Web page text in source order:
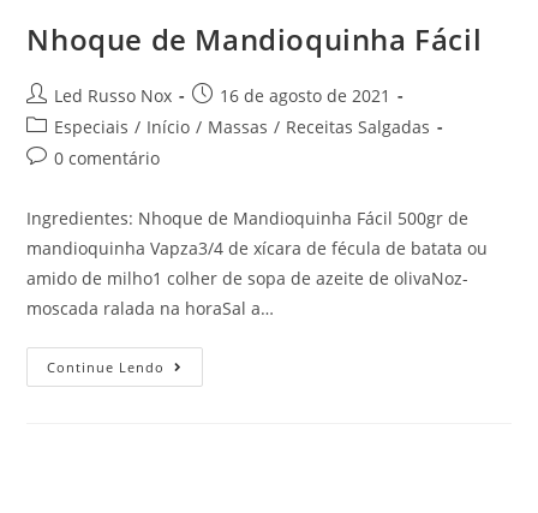
Nhoque de Mandioquinha Fácil
Led Russo Nox
16 de agosto de 2021
Especiais / Início / Massas / Receitas Salgadas
0 comentário
Ingredientes: Nhoque de Mandioquinha Fácil 500gr de
mandioquinha Vapza3/4 de xícara de fécula de batata ou
amido de milho1 colher de sopa de azeite de olivaNoz-
moscada ralada na horaSal a…
Continue Lendo